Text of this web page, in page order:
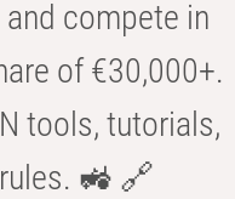
compete in
of €30,000+.
tools, tutorials,
🚜 🔗